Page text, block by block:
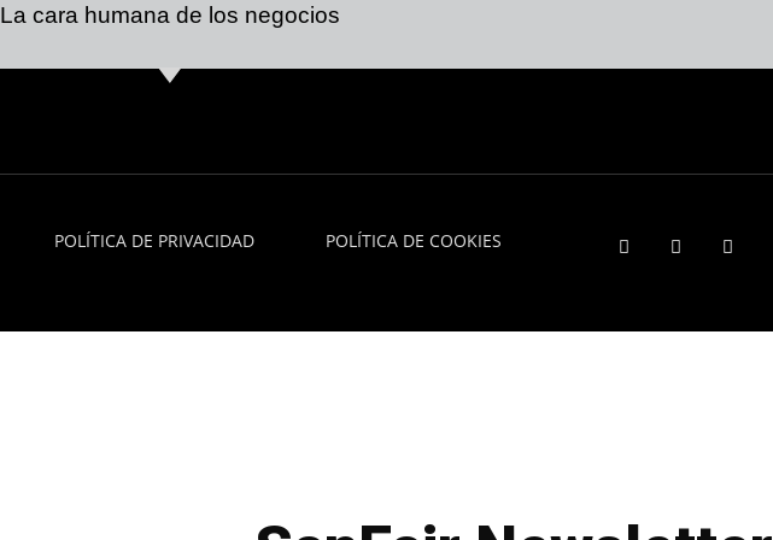
La cara humana de los negocios
POLÍTICA DE PRIVACIDAD POLÍTICA DE COOKIES